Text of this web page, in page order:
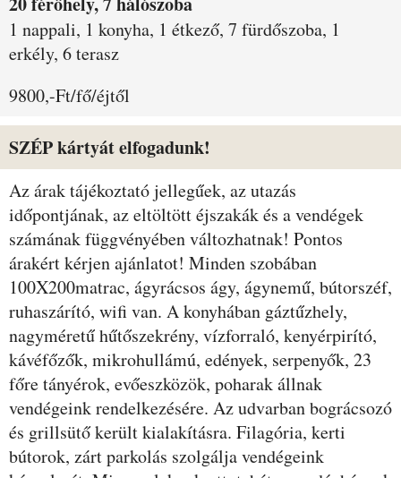
1 nappali, 1 konyha, 1 étkező, 7 fürdőszoba, 1
erkély, 6 terasz
9800,-Ft/fő/éjtől
SZÉP kártyát elfogadunk!
Az árak tájékoztató jellegűek, az utazás
időpontjának, az eltöltött éjszakák és a vendégek
számának függvényében változhatnak! Pontos
árakért kérjen ajánlatot! Minden szobában
100X200matrac, ágyrácsos ágy, ágynemű, bútorszéf,
ruhaszárító, wifi van. A konyhában gáztűzhely,
nagyméretű hűtőszekrény, vízforraló, kenyérpirító,
kávéfőzők, mikrohullámú, edények, serpenyők, 23
főre tányérok, evőeszközök, poharak állnak
vendégeink rendelkezésére. Az udvarban bográcsozó
és grillsütő került kialakításra. Filagória, kerti
bútorok, zárt parkolás szolgálja vendégeink